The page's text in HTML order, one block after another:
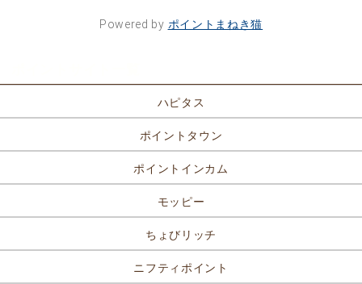
Powered by ポイントまねき猫
ハピタス
ポイントタウン
ポイントインカム
モッピー
ちょびリッチ
ニフティポイント